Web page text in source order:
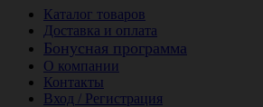
Каталог товаров
Доставка и оплата
Бонусная программа
О компании
Контакты
Вход / Регистрация